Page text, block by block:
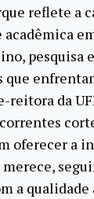
reflete a
pesquisa
que
reitora da
oferecer a
a qualidade